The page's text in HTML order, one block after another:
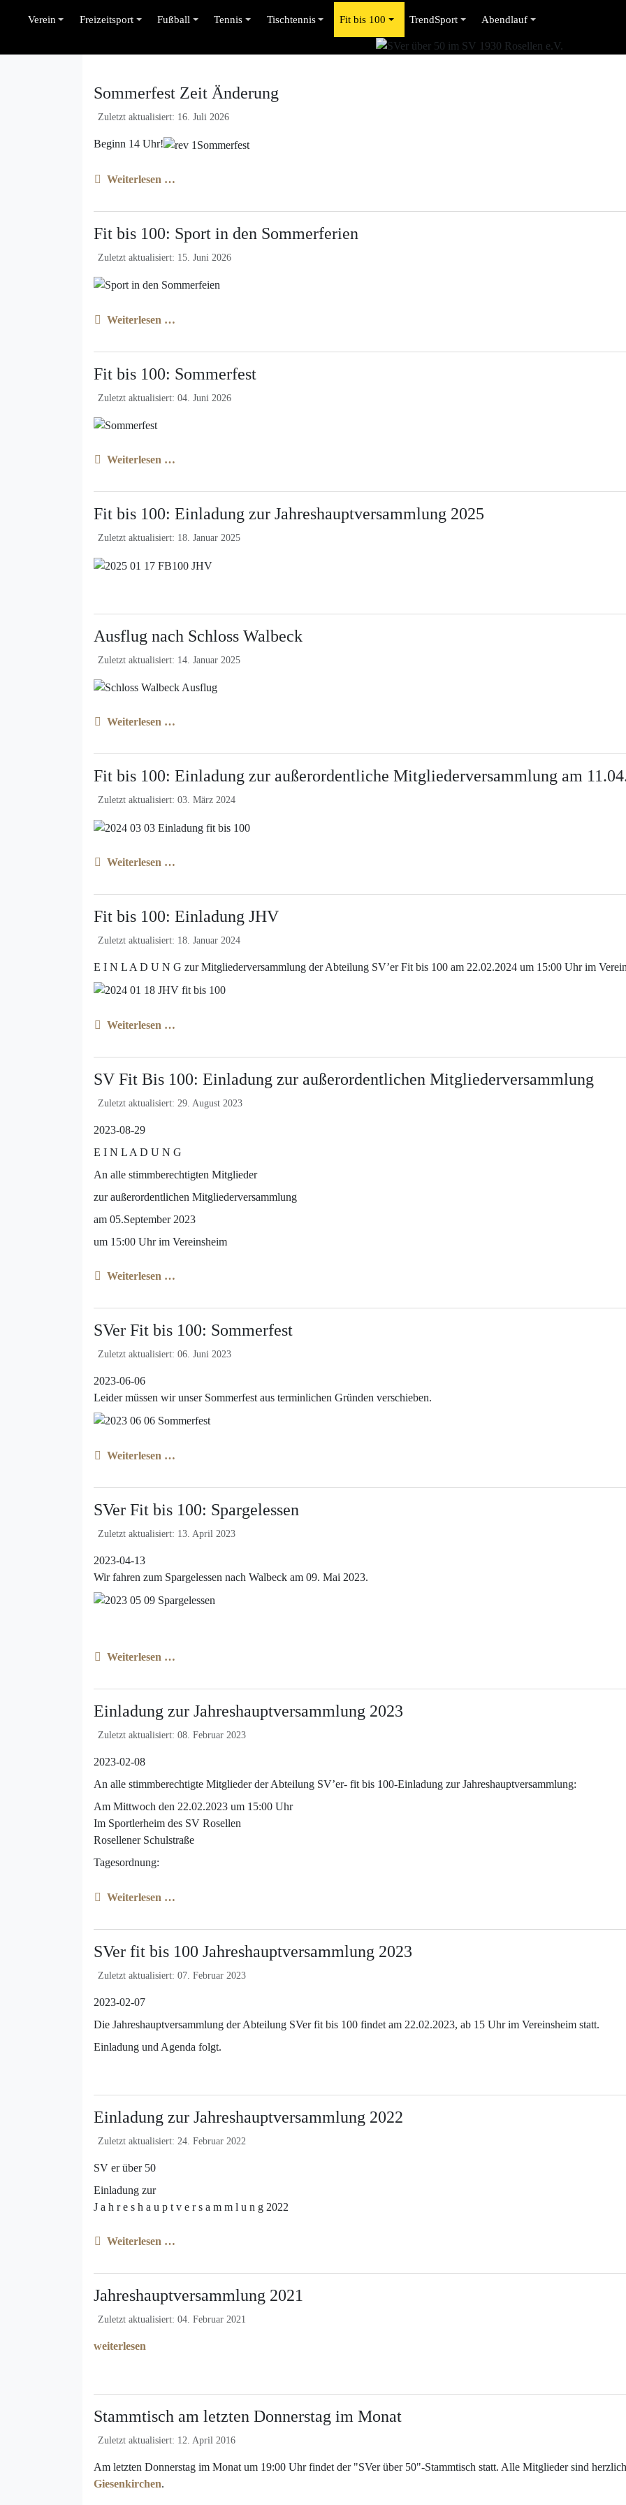
Verein Freizeitsport Fußball Tennis Tischtennis Fit bis 100 TrendSport Abendlauf
Sommerfest Zeit Änderung
Zuletzt aktualisiert: 16. Juli 2026
Beginn 14 Uhr!
Weiterlesen …
Fit bis 100: Sport in den Sommerferien
Zuletzt aktualisiert: 15. Juni 2026
Weiterlesen …
Fit bis 100: Sommerfest
Zuletzt aktualisiert: 04. Juni 2026
Weiterlesen …
Fit bis 100: Einladung zur Jahreshauptversammlung 2025
Zuletzt aktualisiert: 18. Januar 2025
Ausflug nach Schloss Walbeck
Zuletzt aktualisiert: 14. Januar 2025
Weiterlesen …
Fit bis 100: Einladung zur außerordentliche Mitgliederversammlung am
Zuletzt aktualisiert: 03. März 2024
Weiterlesen …
Fit bis 100: Einladung JHV
Zuletzt aktualisiert: 18. Januar 2024
E I N L A D U N G zur Mitgliederversammlung der Abteilung SV’er Fit bis 100 am 22.02.2024 um 15:00 Uhr im
Weiterlesen …
SV Fit Bis 100: Einladung zur außerordentlichen Mitgliederversammlung
Zuletzt aktualisiert: 29. August 2023
2023-08-29
E I N L A D U N G
An alle stimmberechtigten Mitglieder
zur außerordentlichen Mitgliederversammlung
am 05.September 2023
um 15:00 Uhr im Vereinsheim
Weiterlesen …
SVer Fit bis 100: Sommerfest
Zuletzt aktualisiert: 06. Juni 2023
2023-06-06
Leider müssen wir unser Sommerfest aus terminlichen Gründen verschieben.
Weiterlesen …
SVer Fit bis 100: Spargelessen
Zuletzt aktualisiert: 13. April 2023
2023-04-13
Wir fahren zum Spargelessen nach Walbeck am 09. Mai 2023.
Weiterlesen …
Einladung zur Jahreshauptversammlung 2023
Zuletzt aktualisiert: 08. Februar 2023
2023-02-08
An alle stimmberechtigte Mitglieder der Abteilung SV’er- fit bis 100-Einladung zur Jahreshauptversammlung:
Am Mittwoch den 22.02.2023 um 15:00 Uhr
Im Sportlerheim des SV Rosellen
Rosellener Schulstraße
Tagesordnung:
Weiterlesen …
SVer fit bis 100 Jahreshauptversammlung 2023
Zuletzt aktualisiert: 07. Februar 2023
2023-02-07
Die Jahreshauptversammlung der Abteilung SVer fit bis 100 findet am 22.02.2023, ab 15 Uhr im Vereinsheim statt.
Einladung und Agenda folgt.
Einladung zur Jahreshauptversammlung 2022
Zuletzt aktualisiert: 24. Februar 2022
SV er über 50
Einladung zur
J a h r e s h a u p t v e r s a m m l u n g 2022
Weiterlesen …
Jahreshauptversammlung 2021
Zuletzt aktualisiert: 04. Februar 2021
weiterlesen
Stammtisch am letzten Donnerstag im Monat
Zuletzt aktualisiert: 12. April 2016
Am letzten Donnerstag im Monat um 19:00 Uhr findet der "SVer über 50"-Stammtisch statt. Alle Mitglieder sind
Giesenkirchen.